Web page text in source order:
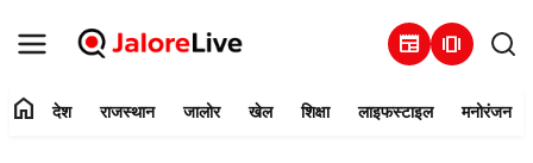
newspaper amp_stories
home देश राजस्थान जालोर खेल शिक्षा लाइफस्टाइल मनोरंजन